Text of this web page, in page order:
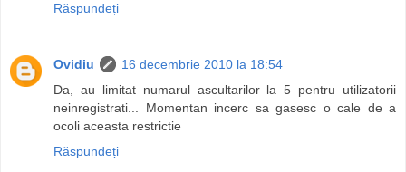
Răspundeți
Ovidiu
16 decembrie 2010 la 18:54
Da, au limitat numarul ascultarilor la 5 pentru utilizatorii
neinregistrati... Momentan incerc sa gasesc o cale de a
ocoli aceasta restrictie
Răspundeți